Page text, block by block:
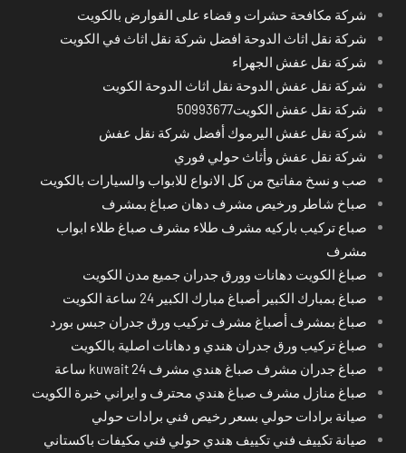
شركة مكافحة حشرات و قضاء على القوارض بالكويت
شركة نقل اثاث الدوحة افضل شركة نقل اثاث في الكويت
شركة نقل عفش الجهراء
شركة نقل عفش الدوحة نقل اثاث الدوحة الكويت
شركة نقل عفش الكويت50993677
شركة نقل عفش اليرموك أفضل شركة نقل عفش
شركة نقل عفش وأثاث حولي فوري
صب و نسخ مفاتيح من كل الانواع للابواب والسيارات بالكويت
صباخ شاطر ورخيص مشرف دهان صباغ بمشرف
صباع تركيب باركيه مشرف طلاء مشرف صباغ طلاء ابواب
مشرف
صباغ الكويت دهانات وورق جدران جميع مدن الكويت
صباغ بمبارك الكبير أصباغ مبارك الكبير 24 ساعة الكويت
صباغ بمشرف أصباغ مشرف تركيب ورق جدران جبس بورد
صباغ تركيب ورق جدران هندي و دهانات اصلية بالكويت
صباغ جدران مشرف صباغ هندي مشرف kuwait 24 ساعة
صباغ منازل مشرف صباغ هندي محترف و ايراني خبرة الكويت
صيانة برادات حولي بسعر رخيص فني برادات حولي
صيانة تكييف فني تكييف هندي حولي فني مكيفات باكستاني